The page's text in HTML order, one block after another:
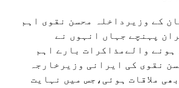
کے وزیرداخلہ محسن نقوی اہم
پہنچے جہاں انہوں نے
والےمذاکرات بارے اہم
نقوی کی ایرانی وزیرخارجہ
ملاقات ہوئی،جس میں نہایت